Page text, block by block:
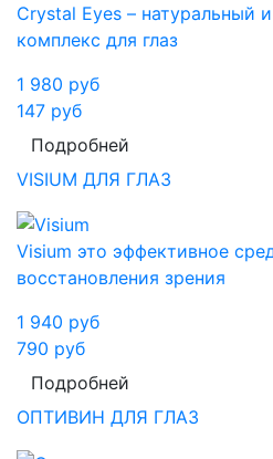
Crystal Eyes – натуральный
комплекс для глаз
1 980 руб
147 руб
Подробней
VISIUM ДЛЯ ГЛАЗ
Visium это эффективное
восстановления зрения
1 940 руб
790 руб
Подробней
ОПТИВИН ДЛЯ ГЛАЗ